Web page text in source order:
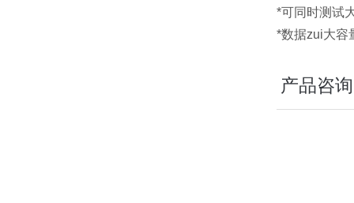
*可同时测试
*数据zui大容
产品咨询